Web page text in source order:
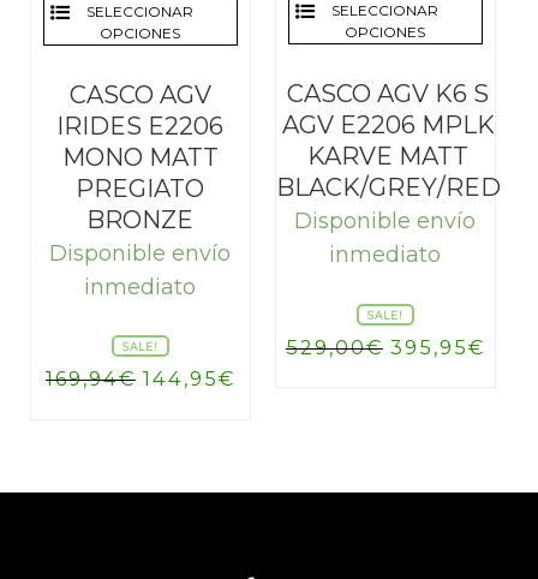
SELECCIONAR
OPCIONES
CASCO AGV
IRIDES E2206
MONO MATT
PREGIATO
BRONZE
Disponible envío
inmediato
SALE!
169,94€ El
169,94€.
144,95€
144,95€.
SELECCIONAR
OPCIONES
CASCO AGV K6 S
AGV E2206 MPLK
KARVE MATT
BLACK/GREY/RED
Disponible envío
inmediato
SALE!
529,00€ El
395,95€